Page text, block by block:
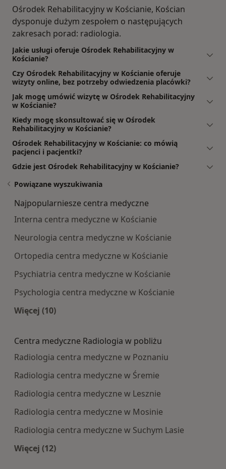
Ośrodek Rehabilitacyjny w Kościanie, Kościan
dysponuje dużym zespołem o następujących
zakresach porad: radiologia.
Jakie usługi oferuje Ośrodek Rehabilitacyjny w
Kościanie?
Czy Ośrodek Rehabilitacyjny w Kościanie oferuje
wizyty online, bez potrzeby odwiedzenia placówki?
Jak mogę umówić wizytę w Ośrodek Rehabilitacyjny
w Kościanie?
Kiedy mogę skonsultować się w Ośrodek
Rehabilitacyjny w Kościanie?
Ośrodek Rehabilitacyjny w Kościanie: co mówią
pacjenci i pacjentki?
Gdzie jest Ośrodek Rehabilitacyjny w Kościanie?
Powiązane wyszukiwania
Najpopularniesze centra medyczne
Interna centra medyczne w Kościanie
Neurologia centra medyczne w Kościanie
Ortopedia centra medyczne w Kościanie
Psychiatria centra medyczne w Kościanie
Psychologia centra medyczne w Kościanie
Więcej (10)
Centra medyczne Radiologia w pobliżu
Radiologia centra medyczne w Poznaniu
Radiologia centra medyczne w Śremie
Radiologia centra medyczne w Lesznie
Radiologia centra medyczne w Mosinie
Radiologia centra medyczne w Suchym Lasie
Więcej (12)